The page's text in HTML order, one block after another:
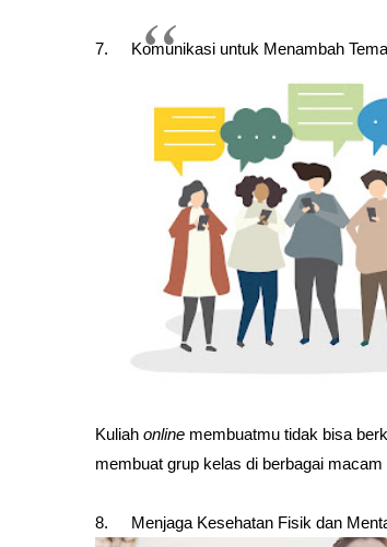
7. Komunikasi untuk Menambah
Kuliah online membuatmu tidak bisa
membuat grup kelas di berbagai
8. Menjaga Kesehatan Fisik dan